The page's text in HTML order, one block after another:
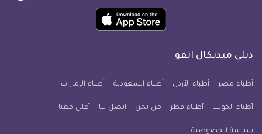
فيسبوكتويتر
ميديكال
يوتيوب
ميديكال
انفو
ميديكال
انفو
ميديكال
انفو
حمل
تطبيق
معلومة
للآيفون
ديلي ميديكال انفو
أطباء مصر أطباء الأردن أطباء السعودية أطباء الإمارات
أطباء الكويت أطباء قطر من نحن اتصل بنا أعلن معنا
سياسة الخصوصية